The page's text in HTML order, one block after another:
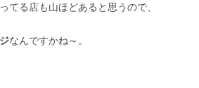
てる店も山ほどあると思うので、
なんですかね～。